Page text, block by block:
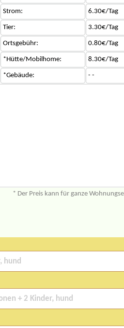
Strom: 6.30€/Tag
Tier: 3.30€/Tag
Ortsgebühr: 0.80€/Tag
*Hütte/Mobilhome: 8.30€/Tag
*Gebäude: - -
* Der Preis kann für ganze